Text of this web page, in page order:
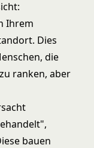
Ihrem
Dies
die
ranken, aber
bauen